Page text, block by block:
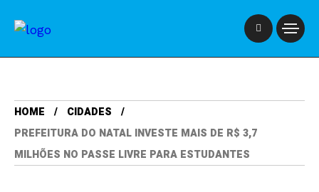
HOME
CIDADES
PREFEITURA DO NATAL INVESTE MAIS DE R$ 3,7
MILHÕES NO PASSE LIVRE PARA ESTUDANTES